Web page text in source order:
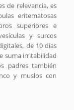
de relevancia, es
eritematosas
superiores e
y surcos
de 10 días
suma irritabilidad
padres también
y muslos con